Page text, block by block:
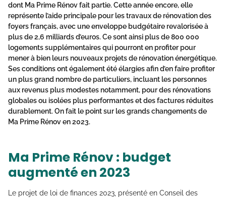
dont Ma Prime Rénov fait partie. Cette année encore, elle
représente l’aide principale pour les travaux de rénovation des
foyers français, avec une enveloppe budgétaire revalorisée à
plus de 2,6 milliards d’euros. Ce sont ainsi plus de 800 000
logements supplémentaires qui pourront en profiter pour
mener à bien leurs nouveaux projets de rénovation énergétique.
Ses conditions ont également été élargies afin d’en faire profiter
un plus grand nombre de particuliers, incluant les personnes
aux revenus plus modestes notamment, pour des rénovations
globales ou isolées plus performantes et des factures réduites
durablement. On fait le point sur les grands changements de
Ma Prime Rénov en 2023.
Ma Prime Rénov : budget
augmenté en 2023
Le projet de loi de finances 2023, présenté en Conseil des